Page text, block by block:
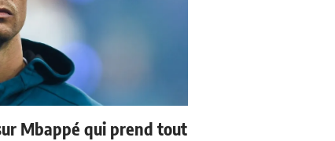
Mbappé qui prend tout